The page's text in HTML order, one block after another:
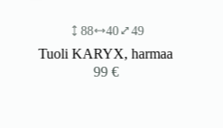
88 40 49
Tuoli KARYX, harmaa
99€